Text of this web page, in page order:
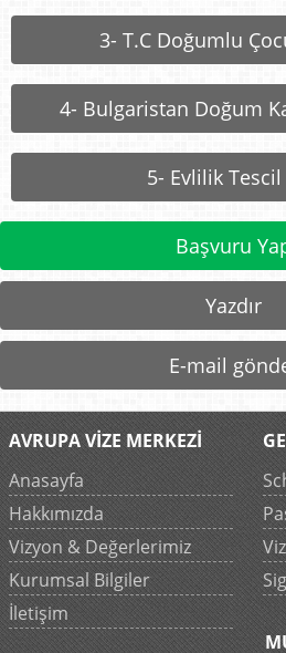
3- T.C Doğumlu
4- Bulgaristan Doğum
5- Evlilik
Başvuru
Yazdır
E-mail
AVRUPA VİZE MERKEZİ
Anasayfa
Hakkımızda
Vizyon & Değerlerimiz
Kurumsal Bilgiler
İletişim